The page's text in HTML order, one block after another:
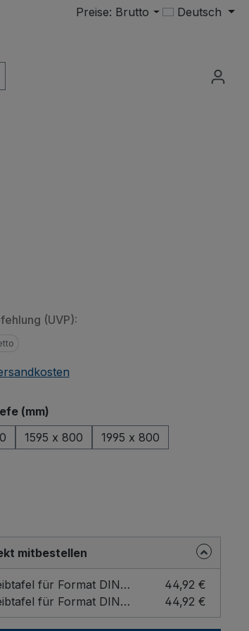
Preise: Brutto Deutsch
(UVP):
(mm)auswählen
1595 x 800 1995 x 800
mitbestellen
Schreibtafel für Format DIN A4 Farbe: Buche / Format: DIN A4 hoch
44,92 €
Schreibtafel für Format DIN A4 Farbe: Buche / Format: DIN A4 quer
44,92 €